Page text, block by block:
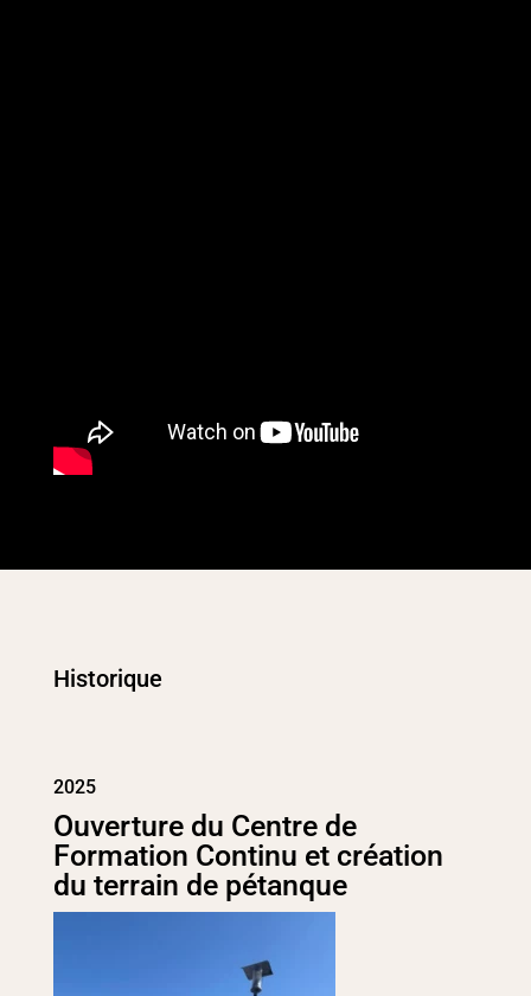
Historique
2025
Ouverture du Centre de
Formation Continu et création
du terrain de pétanque